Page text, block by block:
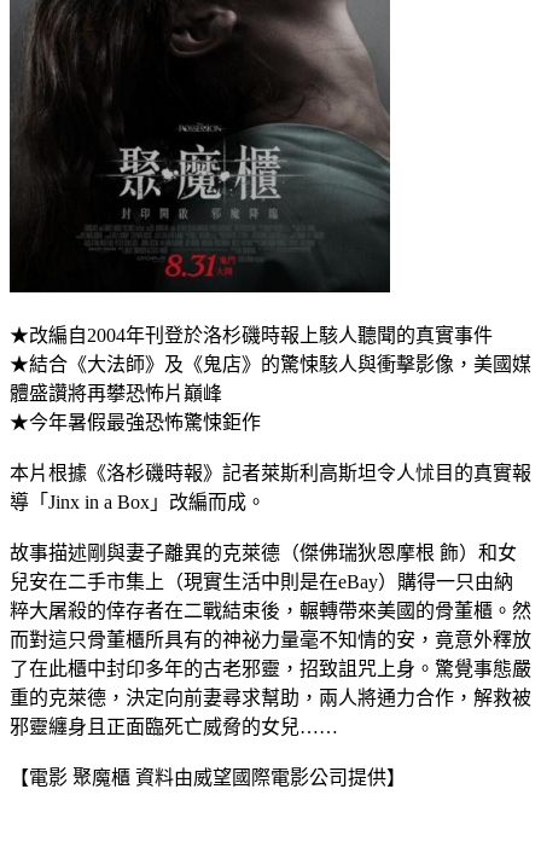
★改編自2004年刊登於洛杉磯時報上駭人聽聞的真實事件
★結合《大法師》及《鬼店》的驚悚駭人與衝擊影像，美國媒
體盛讚將再攀恐怖片巔峰
★今年暑假最強恐怖驚悚鉅作
本片根據《洛杉磯時報》記者萊斯利高斯坦令人怵目的真實報
導「Jinx in a Box」改編而成。
故事描述剛與妻子離異的克萊德（傑佛瑞狄恩摩根 飾）和女
兒安在二手市集上（現實生活中則是在eBay）購得一只由納
粹大屠殺的倖存者在二戰結束後，輾轉帶來美國的骨董櫃。然
而對這只骨董櫃所具有的神祕力量毫不知情的安，竟意外釋放
了在此櫃中封印多年的古老邪靈，招致詛咒上身。驚覺事態嚴
重的克萊德，決定向前妻尋求幫助，兩人將通力合作，解救被
邪靈纏身且正面臨死亡威脅的女兒……
【電影 聚魔櫃 資料由威望國際電影公司提供】